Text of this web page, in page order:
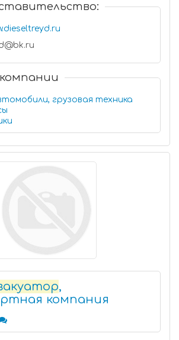
грузовая техника
,
компания